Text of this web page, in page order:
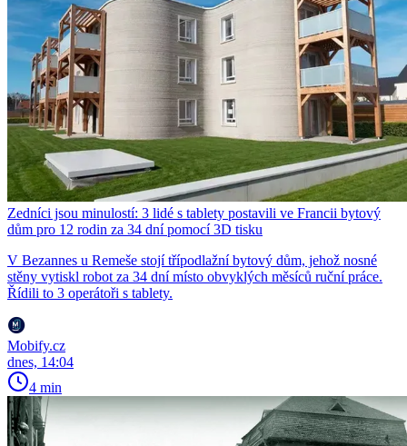
Zedníci jsou minulostí: 3 lidé s tablety postavili ve Francii bytový
dům pro 12 rodin za 34 dní pomocí 3D tisku
V Bezannes u Remeše stojí třípodlažní bytový dům, jehož nosné
stěny vytiskl robot za 34 dní místo obvyklých měsíců ruční práce.
Řídili to 3 operátoři s tablety.
Mobify.cz
dnes, 14:04
4 min